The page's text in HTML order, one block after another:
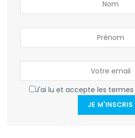
J'ai lu et accepte les
JE M'INSCRIS